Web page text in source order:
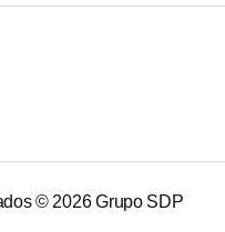
© 2026Grupo SDP